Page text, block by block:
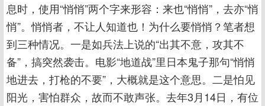
息时，使用“悄悄”两个字来形容：来也“悄悄”，去亦“悄
悄”。悄悄者，不让人知道也！为什么要悄悄？笔者想
到三种情况。一是如兵法上说的“出其不意，攻其不
备”，搞突然袭击。电影“地道战”里日本鬼子那句“悄悄
地进去，打枪的不要”，大概就是这个意思。二是怕见
阳光，害怕群众，故而不敢声张。去年3月14日，有位